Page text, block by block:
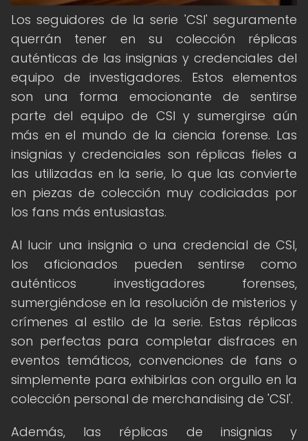
Los seguidores de la serie 'CSI' seguramente
querrán tener en su colección réplicas
auténticas de las insignias y credenciales del
equipo de investigadores. Estos elementos
son una forma emocionante de sentirse
parte del equipo de CSI y sumergirse aún
más en el mundo de la ciencia forense. Las
insignias y credenciales son réplicas fieles a
las utilizadas en la serie, lo que las convierte
en piezas de colección muy codiciadas por
los fans más entusiastas.
Al lucir una insignia o una credencial de CSI,
los aficionados pueden sentirse como
auténticos investigadores forenses,
sumergiéndose en la resolución de misterios y
crímenes al estilo de la serie. Estas réplicas
son perfectas para completar disfraces en
eventos temáticos, convenciones de fans o
simplemente para exhibirlas con orgullo en la
colección personal de merchandising de 'CSI'.
Además, las réplicas de insignias y